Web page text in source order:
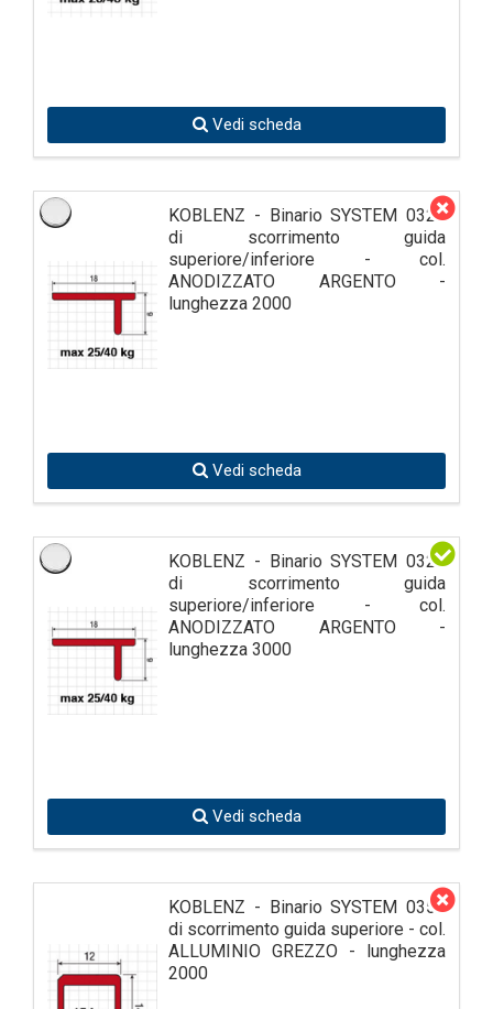
Vedi scheda
KOBLENZ - Binario SYSTEM 0320
di scorrimento guida
superiore/inferiore - col.
ANODIZZATO ARGENTO -
lunghezza 2000
Vedi scheda
KOBLENZ - Binario SYSTEM 0320
di scorrimento guida
superiore/inferiore - col.
ANODIZZATO ARGENTO -
lunghezza 3000
Vedi scheda
KOBLENZ - Binario SYSTEM 0350
di scorrimento guida superiore - col.
ALLUMINIO GREZZO - lunghezza
2000